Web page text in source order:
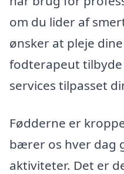
om du lider af
ønsker at pleje
fodterapeut
services tilpasset
Fødderne er
bærer os hver dag
aktiviteter. Det er